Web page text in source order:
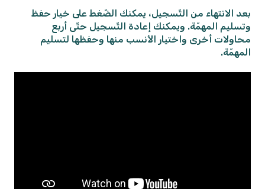
بعد الانتهاء من التّسجيل، يمكنك الضّغط على خيار حفظ
وتسليم المهمّة. ويمكنك إعادة التّسجيل حتّى أربع
محاولات أخرى واختيار الأنسب منها وحفظها لتسليم
المهمّة.